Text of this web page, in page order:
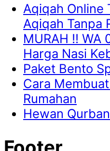
Aqiqah Online
Aqiqah Tanpa
MURAH !! WA
Harga Nasi
Paket Bento
Cara
Rumahan
Hewan